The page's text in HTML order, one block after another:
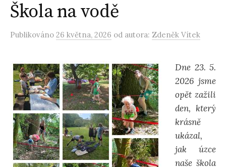
Škola na vodě
Publikováno 26 května, 2026 od autora: Zdeněk Vítek
Dne 23. 5.
2026 jsme
opět zažili
den, který
krásně
ukázal,
jak úzce
naše škola